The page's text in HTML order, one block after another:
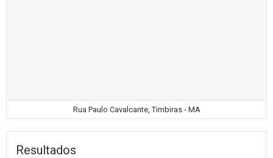
Rua Paulo Cavalcante, Timbiras - MA
Resultados